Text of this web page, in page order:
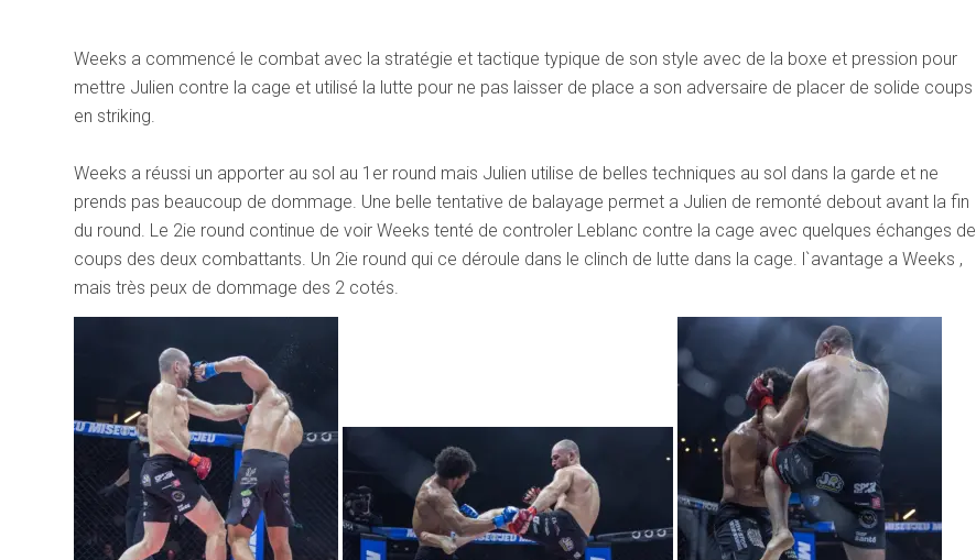
Weeks a commencé le combat avec la stratégie et tactique typique de son style avec de la boxe et pression pour
mettre Julien contre la cage et utilisé la lutte pour ne pas laisser de place a son adversaire de placer de solide coups
en striking.
Weeks a réussi un apporter au sol au 1er round mais Julien utilise de belles techniques au sol dans la garde et ne
prends pas beaucoup de dommage. Une belle tentative de balayage permet a Julien de remonté debout avant la fin
du round. Le 2ie round continue de voir Weeks tenté de controler Leblanc contre la cage avec quelques échanges de
coups des deux combattants. Un 2ie round qui ce déroule dans le clinch de lutte dans la cage. l`avantage a Weeks ,
mais très peux de dommage des 2 cotés.